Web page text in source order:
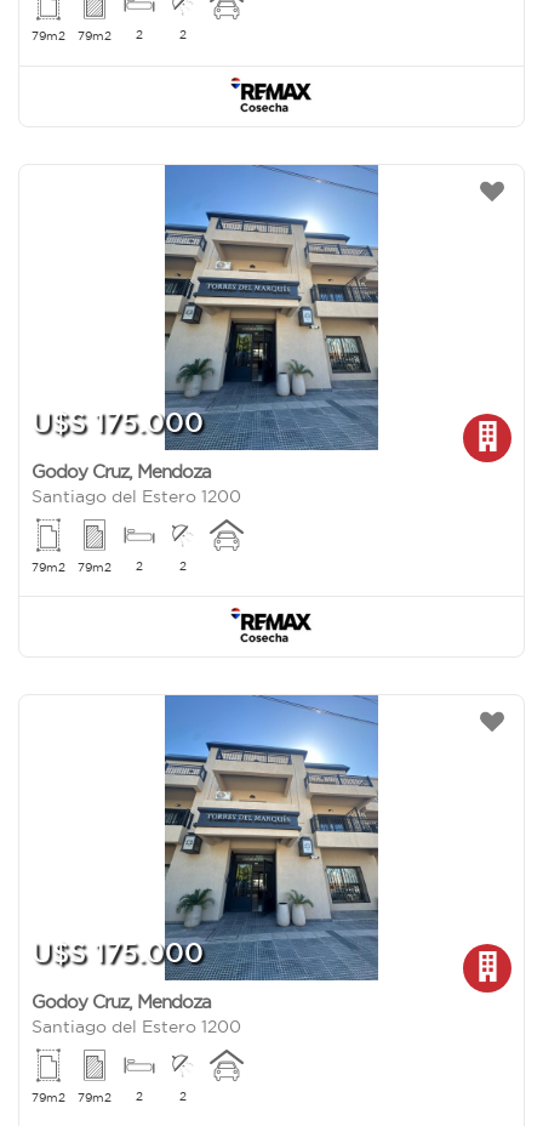
79m2 79m2 2 2
U$S 175.000
Godoy Cruz, Mendoza
Santiago del Estero 1200
79m2 79m2 2 2
U$S 175.000
Godoy Cruz, Mendoza
Santiago del Estero 1200
79m2 79m2 2 2